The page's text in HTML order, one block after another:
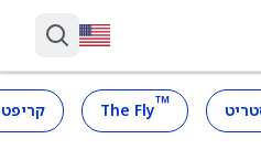
™
The Fly